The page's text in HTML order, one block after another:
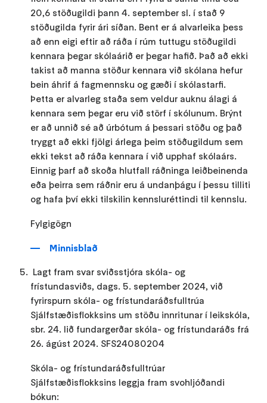
20,6 stöðugildi þann 4. september sl. í stað 9
stöðugilda fyrir ári síðan. Bent er á alvarleika þess
að enn eigi eftir að ráða í rúm tuttugu stöðugildi
kennara þegar skólaárið er þegar hafið. Það að ekki
takist að manna stöður kennara við skólana hefur
bein áhrif á fagmennsku og gæði í skólastarfi.
Þetta er alvarleg staða sem veldur auknu álagi á
kennara sem þegar eru við störf í skólunum. Brýnt
er að unnið sé að úrbótum á þessari stöðu og það
tryggt að ekki fjölgi árlega þeim stöðugildum sem
ekki tekst að ráða kennara í við upphaf skólaárs.
Einnig þarf að skoða hlutfall ráðninga leiðbeinenda
eða þeirra sem ráðnir eru á undanþágu í þessu tilliti
og hafa því ekki tilskilin kennsluréttindi til kennslu.
Fylgigögn
Minnisblað
Lagt fram svar sviðsstjóra skóla- og
frístundasviðs, dags. 5. september 2024, við
fyrirspurn skóla- og frístundaráðsfulltrúa
Sjálfstæðisflokksins um stöðu innritunar í leikskóla,
sbr. 24. lið fundargerðar skóla- og frístundaráðs frá
26. ágúst 2024. SFS24080204
Skóla- og frístundaráðsfulltrúar
Sjálfstæðisflokksins leggja fram svohljóðandi
bókun: